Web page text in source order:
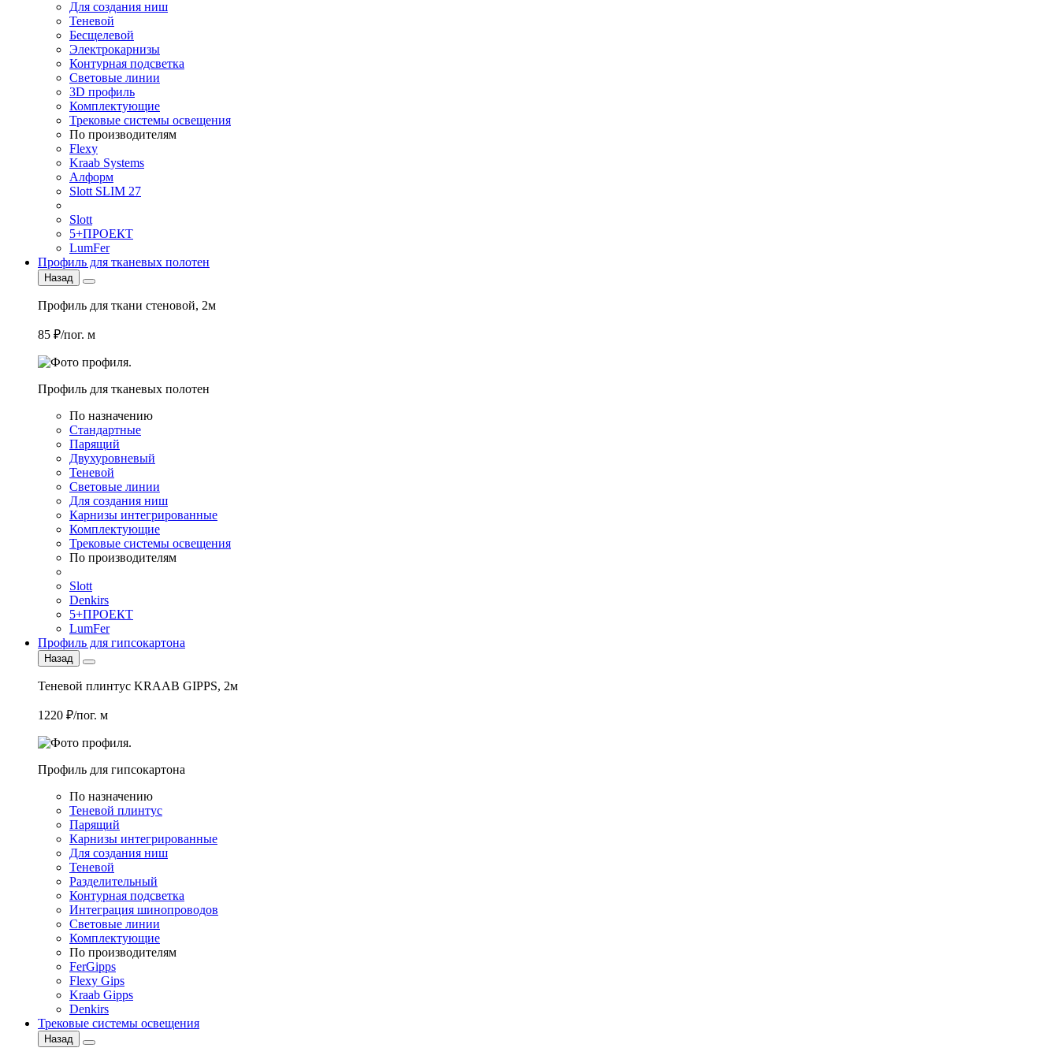
Для создания ниш
Теневой
Бесщелевой
Электрокарнизы
Контурная подсветка
Световые линии
3D профиль
Комплектующие
Трековые системы освещения
По производителям
Flexy
Kraab Systems
Алформ
Slott SLIM 27
Slott
5+ПРОЕКТ
LumFer
Профиль для тканевых полотен
Назад
Профиль для ткани стеновой, 2м
85 ₽/пог. м
Профиль для тканевых полотен
По назначению
Стандартные
Парящий
Двухуровневый
Теневой
Световые линии
Для создания ниш
Карнизы интегрированные
Комплектующие
Трековые системы освещения
По производителям
Slott
Denkirs
5+ПРОЕКТ
LumFer
Профиль для гипсокартона
Назад
Теневой плинтус KRAAB GIPPS, 2м
1220 ₽/пог. м
Профиль для гипсокартона
По назначению
Теневой плинтус
Парящий
Карнизы интегрированные
Для создания ниш
Теневой
Разделительный
Контурная подсветка
Интеграция шинопроводов
Световые линии
Комплектующие
По производителям
FerGipps
Flexy Gips
Kraab Gipps
Denkirs
Трековые системы освещения
Назад